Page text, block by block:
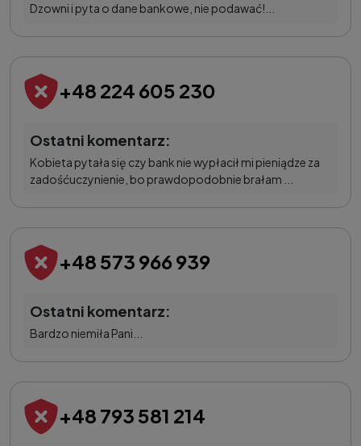
Dzowni i pyta o dane bankowe, nie podawać!...
+48 224 605 230
Ostatni komentarz:
Kobieta pytała się czy bank nie wypłacił mi pieniądze za
zadośćuczynienie, bo prawdopodobnie brałam ...
+48 573 966 939
Ostatni komentarz:
Bardzo niemiła Pani...
+48 793 581 214